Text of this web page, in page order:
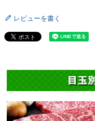
レビューを書く